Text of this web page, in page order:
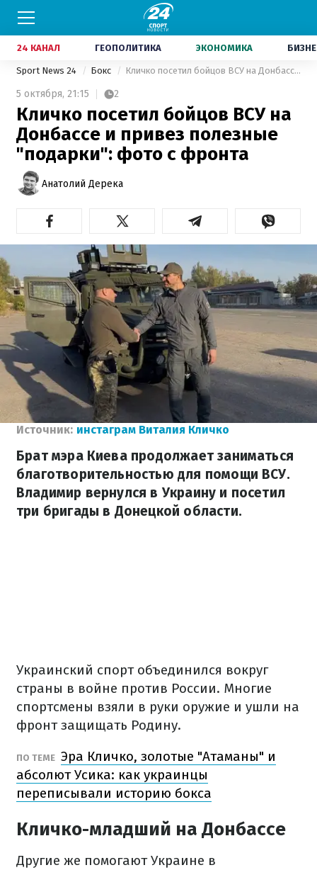
24 КАНАЛ ГЕОПОЛИТИКА ЭКОНОМИКА
Sport News 24 Бокс Кличко посетил бойцов ВСУ на Донбассе и привез полезные "подарки": фото с фронта
5 октября, 21:15 2
Кличко посетил бойцов ВСУ на
Донбассе и привез полезные
"подарки": фото с фронта
Анатолий Дерека
Источник: инстаграм Виталия Кличко
Брат мэра Киева продолжает заниматься
благотворительностью для помощи ВСУ.
Владимир вернулся в Украину и посетил
три бригады в Донецкой области.
Украинский спорт объединился вокруг
страны в войне против России. Многие
спортсмены взяли в руки оружие и ушли на
фронт защищать Родину.
ПО ТЕМЕ Эра Кличко, золотые "Атаманы" и
абсолют Усика: как украинцы
переписывали историю бокса
Кличко-младший на Донбассе
Другие же помогают Украине в